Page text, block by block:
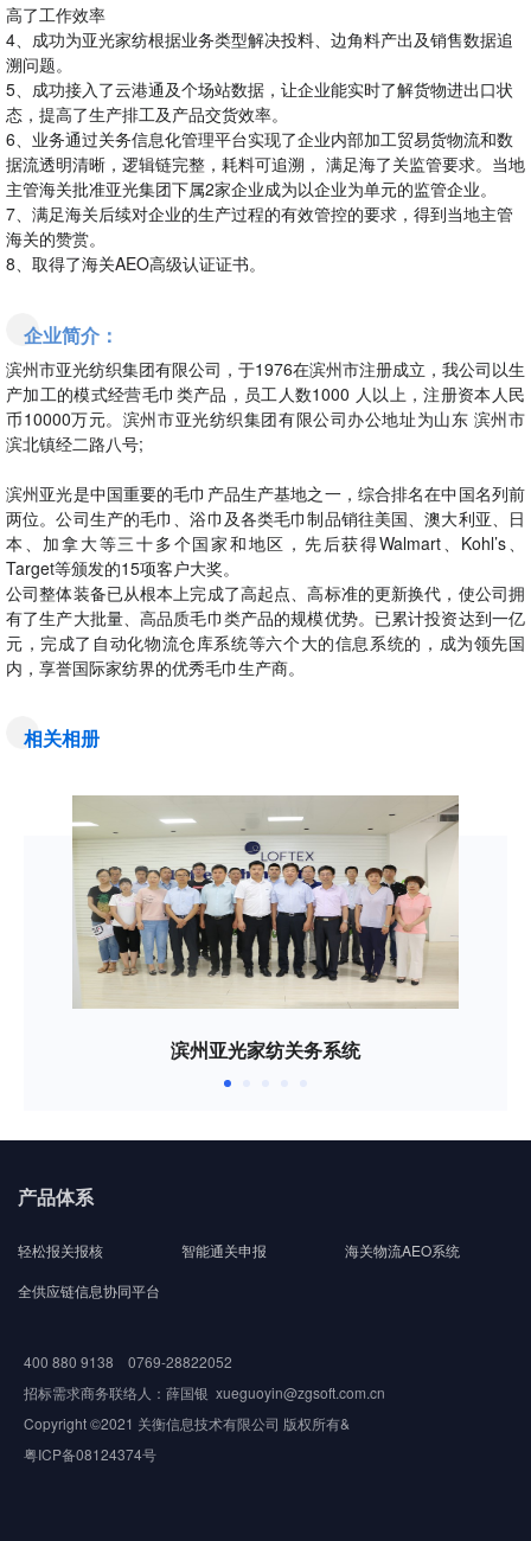
高了工作效率
4、成功为亚光家纺根据业务类型解决投料、边角料产出及销售数据追
溯问题。
5、成功接入了云港通及个场站数据，让企业能实时了解货物进出口状
态，提高了生产排工及产品交货效率。
6、业务通过关务信息化管理平台实现了企业内部加工贸易货物流和数
据流透明清晰，逻辑链完整，耗料可追溯， 满足海了关监管要求。当地
主管海关批准亚光集团下属2家企业成为以企业为单元的监管企业。
7、满足海关后续对企业的生产过程的有效管控的要求，得到当地主管
海关的赞赏。
8、取得了海关AEO高级认证证书。
企业简介：
滨州市亚光纺织集团有限公司，于1976在滨州市注册成立，我公司以生
产加工的模式经营毛巾类产品，员工人数1000 人以上，注册资本人民
币10000万元。滨州市亚光纺织集团有限公司办公地址为山东 滨州市
滨北镇经二路八号;
滨州亚光是中国重要的毛巾产品生产基地之一，综合排名在中国名列前
两位。公司生产的毛巾、浴巾及各类毛巾制品销往美国、澳大利亚、日
本、加拿大等三十多个国家和地区，先后获得Walmart、Kohl’s、
Target等颁发的15项客户大奖。
公司整体装备已从根本上完成了高起点、高标准的更新换代，使公司拥
有了生产大批量、高品质毛巾类产品的规模优势。已累计投资达到一亿
元，完成了自动化物流仓库系统等六个大的信息系统的，成为领先国
内，享誉国际家纺界的优秀毛巾生产商。
相关相册
滨州亚光家纺关务系统
产品体系
轻松报关报核 智能通关申报
海关物流AEO系统
全供应链信息协同平台
400 880 9138 0769-28822052
招标需求商务联络人：薛国银 xueguoyin@zgsoft.com.cn
Copyright ©2021 关衡信息技术有限公司 版权所有&
粤ICP备08124374号